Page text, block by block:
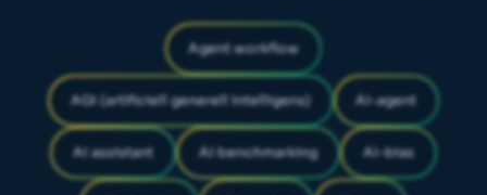
Agent workflow
AGI (artificiell generell intelligens) AI-agent
AI assistant AI benchmarking AI-bias